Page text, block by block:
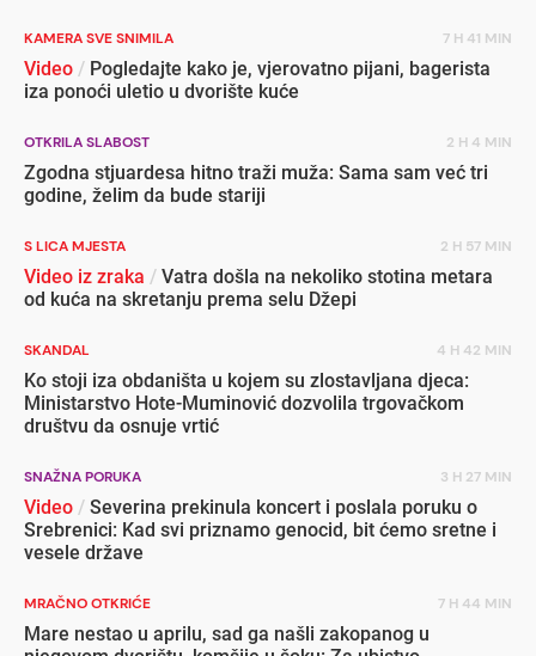
KAMERA SVE SNIMILA 7 H 41 MIN
Video / Pogledajte kako je, vjerovatno pijani, bagerista
iza ponoći uletio u dvorište kuće
OTKRILA SLABOST 2 H 4 MIN
Zgodna stjuardesa hitno traži muža: Sama sam već tri
godine, želim da bude stariji
S LICA MJESTA 2 H 57 MIN
Video iz zraka / Vatra došla na nekoliko stotina metara
od kuća na skretanju prema selu Džepi
SKANDAL 4 H 42 MIN
Ko stoji iza obdaništa u kojem su zlostavljana djeca:
Ministarstvo Hote-Muminović dozvolila trgovačkom
društvu da osnuje vrtić
SNAŽNA PORUKA 3 H 27 MIN
Video / Severina prekinula koncert i poslala poruku o
Srebrenici: Kad svi priznamo genocid, bit ćemo sretne i
vesele države
MRAČNO OTKRIĆE 7 H 44 MIN
Mare nestao u aprilu, sad ga našli zakopanog u